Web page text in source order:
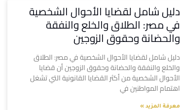
دليل شامل لقضايا الأحوال الشخصية
في مصر: الطلاق والخلع والنفقة
والحضانة وحقوق الزوجين
دليل شامل لقضايا الأحوال الشخصية في مصر: الطلاق
والخلع والنفقة والحضانة وحقوق الزوجين أن قضايا
الأحوال الشخصية من أكثر القضايا القانونية التي تشغل
اهتمام المواطنين في
معرفة المزيد »